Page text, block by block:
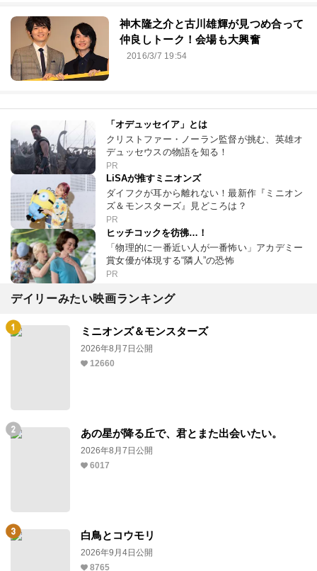
神木隆之介と古川雄輝が見つめ合って
仲良しトーク！会場も大興奮
2016/3/7 19:54
「オデュッセイア」とは
クリストファー・ノーラン監督が挑む、英雄オ
デュッセウスの物語を知る！
PR
LiSAが推すミニオンズ
ダイフクが耳から離れない！最新作『ミニオン
ズ＆モンスターズ』見どころは？
PR
ヒッチコックを彷彿…！
「物理的に一番近い人が一番怖い」アカデミー
賞女優が体現する“隣人”の恐怖
PR
デイリーみたい映画ランキング
ミニオンズ＆モンスターズ
2026年8月7日公開
12660
あの星が降る丘で、君とまた出会いたい。
2026年8月7日公開
6017
白鳥とコウモリ
2026年9月4日公開
8765